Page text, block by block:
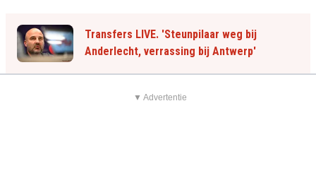
Transfers LIVE. 'Steunpilaar weg bij
Anderlecht, verrassing bij Antwerp'
▼ Advertentie